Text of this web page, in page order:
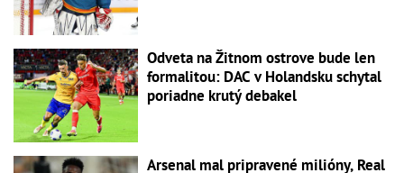
Odveta na Žitnom ostrove bude len
formalitou: DAC v Holandsku schytal
poriadne krutý debakel
Arsenal mal pripravené milióny, Real